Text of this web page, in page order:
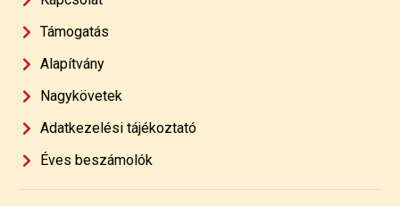
Támogatás
Alapítvány
Nagykövetek
Adatkezelési tájékoztató
Éves beszámolók